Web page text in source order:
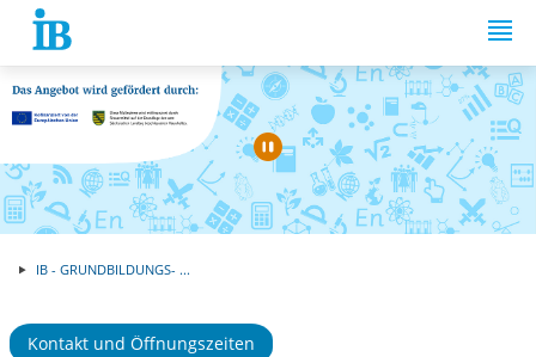
Springe zum Inhalt
Automatische
IB - GRUNDBILDUNGS- ...
Kontakt und Öffnungszeiten